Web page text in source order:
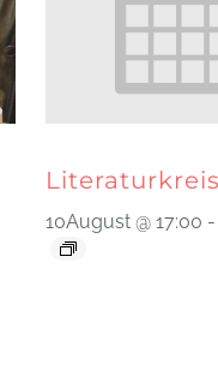
Literaturkreis
10August @ 17:00 -